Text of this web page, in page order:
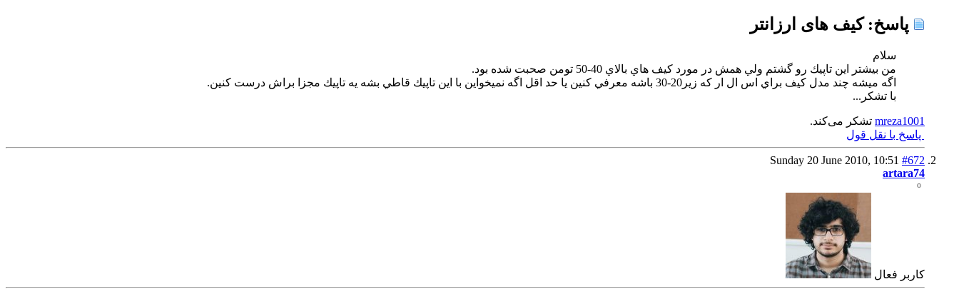
پاسخ: کیف های ارزانتر
سلام
من بيشتر اين تاپيك رو گشتم ولي همش در مورد كيف هاي بالاي 40-50 تومن صحبت شده بود.
اگه ميشه چند مدل كيف براي اس ال ار كه زير20-30 باشه معرفي كنين يا حد اقل اگه نميخواين با اين تاپيك قاطي بشه يه تاپيك مجزا براش درست كنين.
با تشكر...
mreza1001 تشکر می‌کند.
پاسخ با نقل قول
Sunday 20 June 2010, 10:51 #672
artara74
كاربر فعال